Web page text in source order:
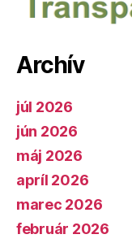
Archív
júl 2026
jún 2026
máj 2026
apríl 2026
marec 2026
február 2026